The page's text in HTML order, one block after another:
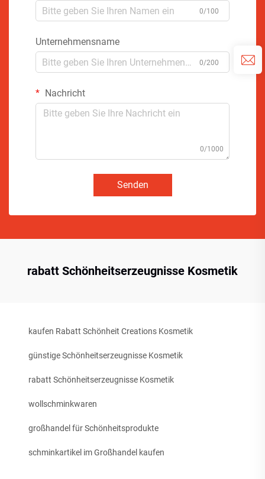
0/100
Unternehmensname
0/200
Nachricht
0/1000
Senden
rabatt Schönheitserzeugnisse Kosmetik
kaufen Rabatt Schönheit Creations Kosmetik
günstige Schönheitserzeugnisse Kosmetik
rabatt Schönheitserzeugnisse Kosmetik
wollschminkwaren
großhandel für Schönheitsprodukte
schminkartikel im Großhandel kaufen